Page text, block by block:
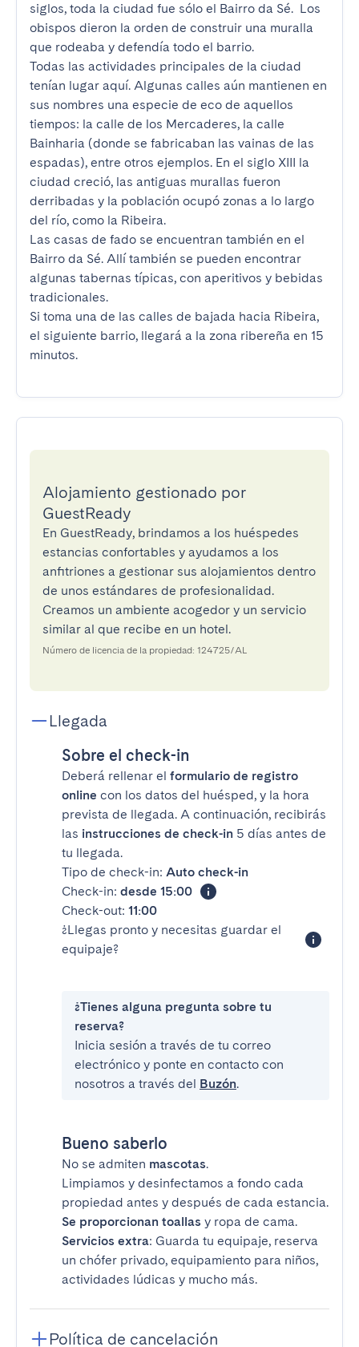
siglos, toda la ciudad fue sólo el Bairro da Sé.  Los
obispos dieron la orden de construir una muralla
que rodeaba y defendía todo el barrio.
Todas las actividades principales de la ciudad
tenían lugar aquí. Algunas calles aún mantienen en
sus nombres una especie de eco de aquellos
tiempos: la calle de los Mercaderes, la calle
Bainharia (donde se fabricaban las vainas de las
espadas), entre otros ejemplos. En el siglo XIII la
ciudad creció, las antiguas murallas fueron
derribadas y la población ocupó zonas a lo largo
del río, como la Ribeira.
Las casas de fado se encuentran también en el
Bairro da Sé. Allí también se pueden encontrar
algunas tabernas típicas, con aperitivos y bebidas
tradicionales.
Si toma una de las calles de bajada hacia Ribeira,
el siguiente barrio, llegará a la zona ribereña en 15
minutos.
Alojamiento gestionado por
GuestReady
En GuestReady, brindamos a los huéspedes
estancias confortables y ayudamos a los
anfitriones a gestionar sus alojamientos dentro
de unos estándares de profesionalidad.
Creamos un ambiente acogedor y un servicio
similar al que recibe en un hotel.
Número de licencia de la propiedad: 124725/AL
Llegada
Sobre el check-in
Deberá rellenar el formulario de registro
online con los datos del huésped, y la hora
prevista de llegada. A continuación, recibirás
las instrucciones de check-in 5 días antes de
tu llegada.
Tipo de check-in: Auto check-in
Check-in: desde 15:00
Check-out: 11:00
¿Llegas pronto y necesitas guardar el
equipaje?
¿Tienes alguna pregunta sobre tu
reserva?
Inicia sesión a través de tu correo
electrónico y ponte en contacto con
nosotros a través del Buzón.
Bueno saberlo
No se admiten mascotas.
Limpiamos y desinfectamos a fondo cada
propiedad antes y después de cada estancia.
Se proporcionan toallas y ropa de cama.
Servicios extra: Guarda tu equipaje, reserva
un chófer privado, equipamiento para niños,
actividades lúdicas y mucho más.
Política de cancelación